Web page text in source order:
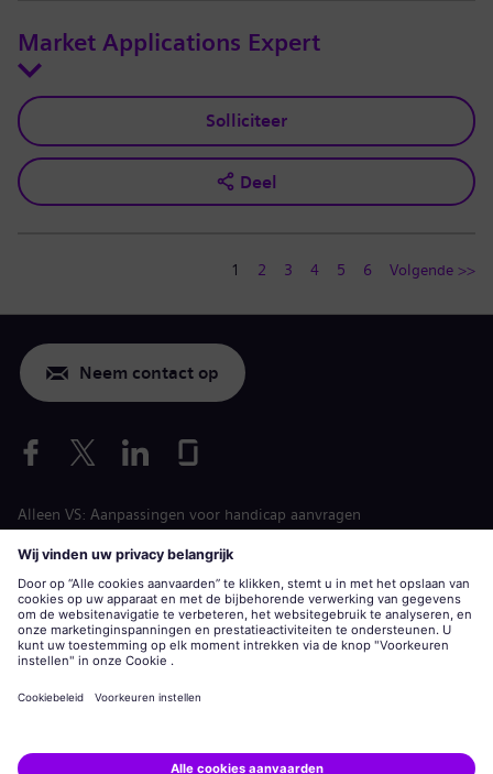
Market Applications Expert
Solliciteer
Deel
1 2 3 4 5 6 Volgende >>
Neem contact op
Alleen VS: Aanpassingen voor handicap aanvragen
siemens-energy.comAlgemene website
Bedrijfsinformatie Privacyverklaring
Cookiemelding
Gebruiksvoorwaarden
Digitale ID